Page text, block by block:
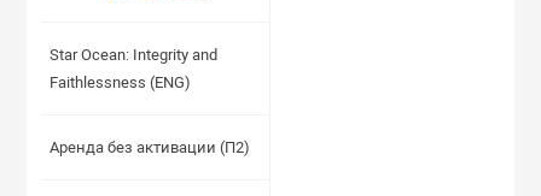
Star Ocean: Integrity and
Faithlessness (ENG)
Аренда без активации (П2)